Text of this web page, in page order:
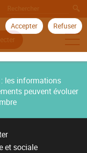
Accepter Refuser
les informations
peuvent évoluer
et sociale